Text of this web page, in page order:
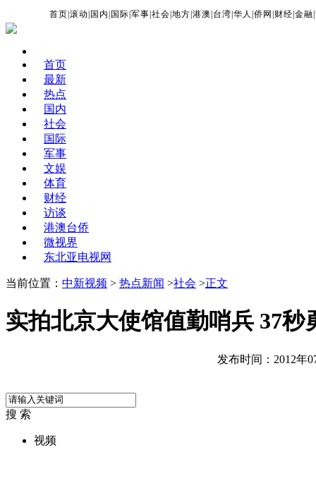
首页 |滚动 国内 国际 |军事 |社会 |地方 |港澳 台湾 |华人 |侨网 财经 |金融 |
首页
最新
热点
国内
社会
国际
军事
文娱
体育
财经
访谈
港澳台侨
微视界
东北亚电视网
当前位置： 中新视频 > 热点新闻 >社会 >正文
实拍北京大使馆值勤哨兵 37秒
发布时间：2012年
搜 索
视频